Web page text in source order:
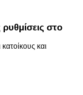
στο
και